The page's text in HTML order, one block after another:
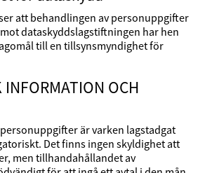
att behandlingen av personuppgifter
dataskyddslagstiftningen har hen
till en tillsynsmyndighet för
INFORMATION OCH
är varken lagstadgat
Det finns ingen skyldighet att
men tillhandahållandet av